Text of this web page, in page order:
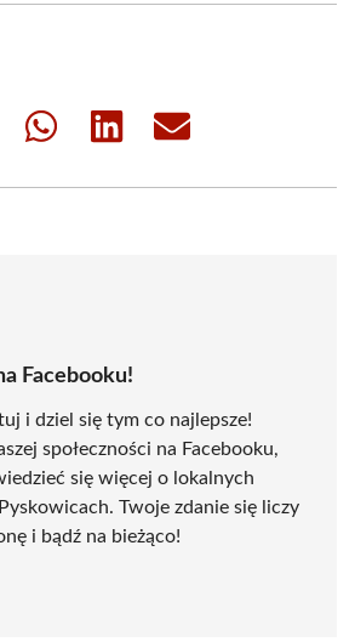
Share
Share
Share
Facebooku!
i dziel się tym co najlepsze!
społeczności na Facebooku,
się więcej o lokalnych
Twoje zdanie się liczy
i bądź na bieżąco!